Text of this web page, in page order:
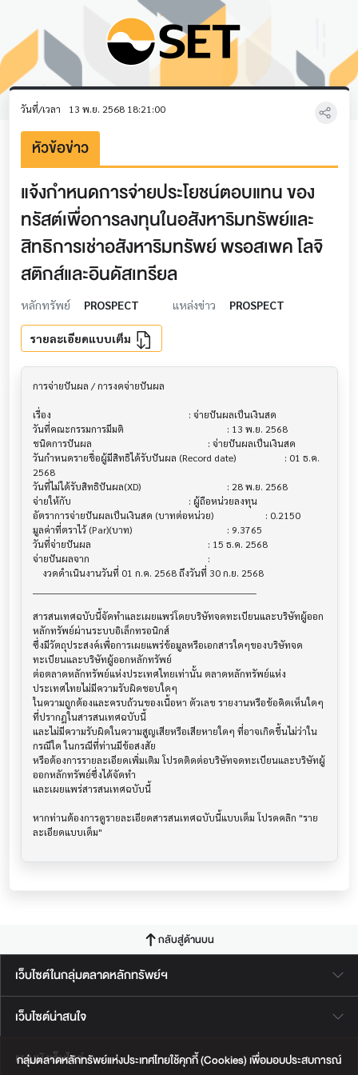
กลุ่มตลาดหลักทรัพย์แห่งประเทศไทยใช้คุกกี้ (Cookies) เพื่อมอบประสบการณ์
วันที่/เวลา 13 พ.ย. 2568 18:21:00
หัวข้อข่าว
แจ้งกำหนดการจ่ายประโยชน์ตอบแทน ของ
ทรัสต์เพื่อการลงทุนในอสังหาริมทรัพย์และ
สิทธิการเช่าอสังหาริมทรัพย์ พรอสเพค โลจิ
สติกส์และอินดัสเทรียล
หลักทรัพย์ PROSPECT แหล่งข่าว PROSPECT
รายละเอียดแบบเต็ม
การจ่ายปันผล / การงดจ่ายปันผล
เรื่อง                                  			 : จ่ายปันผลเป็นเงินสด
วันที่คณะกรรมการมีมติ                     			 : 13 พ.ย. 2568
ชนิดการปันผล                           			 : จ่ายปันผลเป็นเงินสด
วันกำหนดรายชื่อผู้มีสิทธิได้รับปันผล (Record date)			 : 01 ธ.ค.
2568
วันที่ไม่ได้รับสิทธิปันผล(XD)               			 : 28 พ.ย. 2568
จ่ายให้กับ                              			 : ผู้ถือหน่วยลงทุน
อัตราการจ่ายปันผลเป็นเงินสด (บาทต่อหน่วย) 			 : 0.2150
มูลค่าที่ตราไว้ (Par)(บาท)                 			 : 9.3765
วันที่จ่ายปันผล                          			 : 15 ธ.ค. 2568
จ่ายปันผลจาก                           			 :
สารสนเทศฉบับนี้จัดทำและเผยแพร่โดยบริษัทจดทะเบียนและบริษัทผู้ออก
หลักทรัพย์ผ่านระบบอิเล็กทรอนิกส์
ซึ่งมีวัตถุประสงค์เพื่อการเผยแพร่ข้อมูลหรือเอกสารใดๆของบริษัทจด
ทะเบียนและบริษัทผู้ออกหลักทรัพย์
ต่อตลาดหลักทรัพย์แห่งประเทศไทยเท่านั้น ตลาดหลักทรัพย์แห่ง
ประเทศไทยไม่มีความรับผิดชอบใดๆ
ในความถูกต้องและครบถ้วนของเนื้อหา ตัวเลข รายงานหรือข้อคิดเห็นใดๆ
ที่ปรากฎในสารสนเทศฉบับนี้
และไม่มีความรับผิดในความสูญเสียหรือเสียหายใดๆ ที่อาจเกิดขึ้นไม่ว่าใน
กรณีใด ในกรณีที่ท่านมีข้อสงสัย
หรือต้องการรายละเอียดเพิ่มเติม โปรดติดต่อบริษัทจดทะเบียนและบริษัทผู้
ออกหลักทรัพย์ซึ่งได้จัดทำ
และเผยแพร่สารสนเทศฉบับนี้
หากท่านต้องการดูรายละเอียดสารสนเทศฉบับนี้แบบเต็ม โปรดคลิก "ราย
กลับสู่ด้านบน
เว็บไซต์ในกลุ่มตลาดหลักทรัพย์ฯ
เว็บไซต์น่าสนใจ
แผนผังเว็บไซต์